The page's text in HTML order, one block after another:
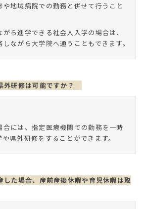
や地域病院での勤務と併せて行うこと
ら進学できる社会人入学の場合は、
ながら大学院へ通うこともできます。
研修は可能ですか？
合には、指定医療機関での勤務を一時
県外研修をすることができます。
た場合、産前産後休暇や育児休暇は取